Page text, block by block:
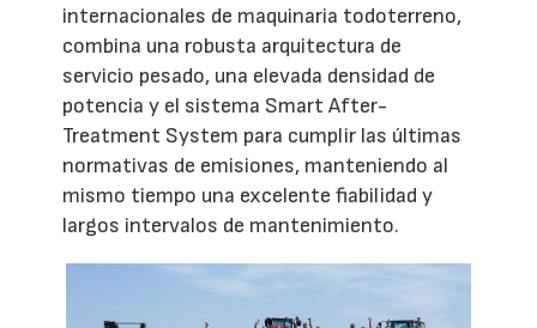
internacionales de maquinaria todoterreno,
combina una robusta arquitectura de
servicio pesado, una elevada densidad de
potencia y el sistema Smart After-
Treatment System para cumplir las últimas
normativas de emisiones, manteniendo al
mismo tiempo una excelente fiabilidad y
largos intervalos de mantenimiento.